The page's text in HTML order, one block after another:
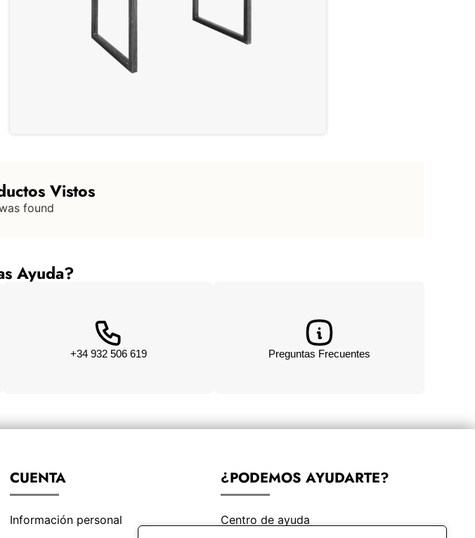
Vistos
found
Ayuda?
+34 932 506 619 Preguntas Frecuentes
CUENTA
Información personal
¿PODEMOS AYUDARTE?
Centro de ayuda